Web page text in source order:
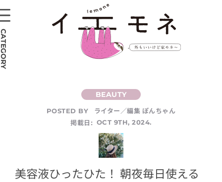
POSTED BY
ライター／編集 ぽんちゃん
掲載日: OCT 9TH, 2024.
美容液ひったひた！ 朝夜毎日使える